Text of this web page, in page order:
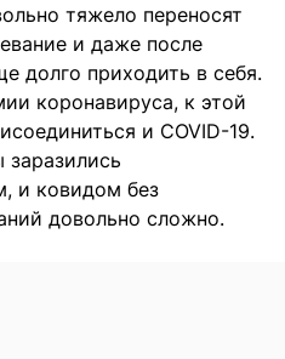
тяжело переносят
и даже после
долго приходить в себя.
коронавируса, к этой
и COVID-19.
заразились
и ковидом без
довольно сложно.